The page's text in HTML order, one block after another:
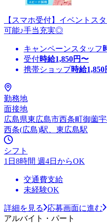
【スマホ受付】イベントス
可能♪手当充実◎
キャンペーンスタッフ
受付時給1,850円〜
携帯ショップ時給1,850
勤務地
面接地
広島県東広島市西条町御薗宇
西条(広島)駅、東広島駅
シフト
1日8時間 週4日からOK
交通費支給
未経験OK
詳細を見る
応募画面に進む
アルバイト・パート